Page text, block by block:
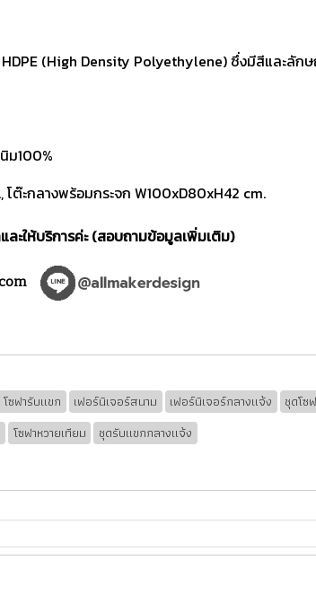
(High Density Polyethylene) ซึ่งมีสีและลัก
ม100%
ต๊ะกลางพร้อมกระจก W100xD80xH42 cm.
ะให้บริการค่ะ (สอบถามข้อมูลเพิ่มเติม)
โซฟารับแขก เฟอร์นิเจอร์สนาม เฟอร์นิเจอร์กลางแจ้ง ชุดโซ
โซฟาหวายเทียม ชุดรับแขกกลางแจ้ง